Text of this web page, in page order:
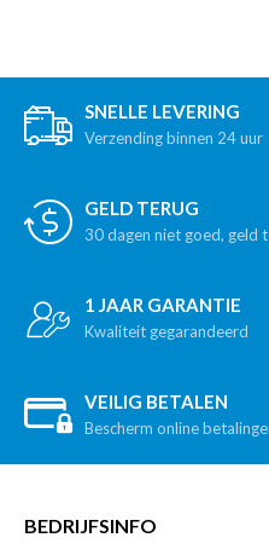
SNELLE LEVERING
Verzending binnen 24 uur
GELD TERUG
30 dagen niet goed, geld
1 JAAR GARANTIE
Kwaliteit gegarandeerd
VEILIG BETALEN
Bescherm online
BEDRIJFSINFO